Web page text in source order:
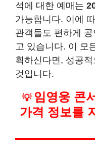
석에 대한 예매는
가능합니다. 이에
관객들도 편하게
고 있습니다. 이 모
획하신다면, 성공
것입니다.
💡 임영웅 콘
가격 정보를